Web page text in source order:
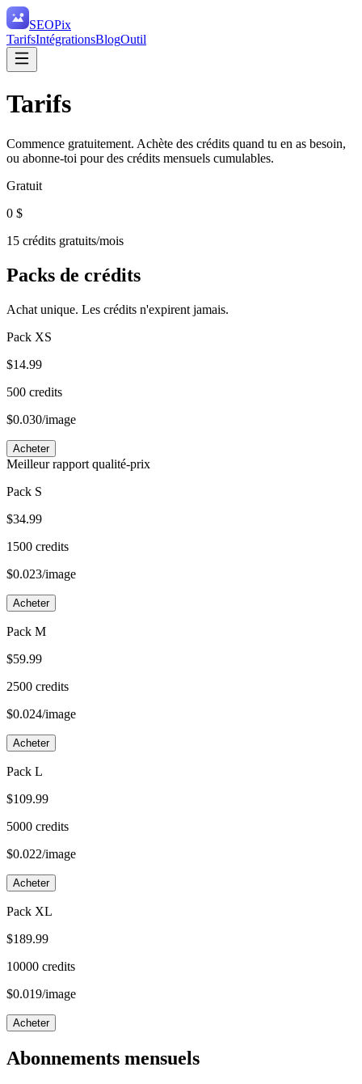
SEOPix
TarifsIntégrationsBlogOutil
Tarifs
Commence gratuitement. Achète des crédits quand tu en as besoin,
ou abonne-toi pour des crédits mensuels cumulables.
Gratuit
0 $
15 crédits gratuits/mois
Packs de crédits
Achat unique. Les crédits n'expirent jamais.
Pack XS
$14.99
500 credits
$0.030/image
Acheter
Meilleur rapport qualité-prix
Pack S
$34.99
1500 credits
$0.023/image
Acheter
Pack M
$59.99
2500 credits
$0.024/image
Acheter
Pack L
$109.99
5000 credits
$0.022/image
Acheter
Pack XL
$189.99
10000 credits
$0.019/image
Acheter
Abonnements mensuels